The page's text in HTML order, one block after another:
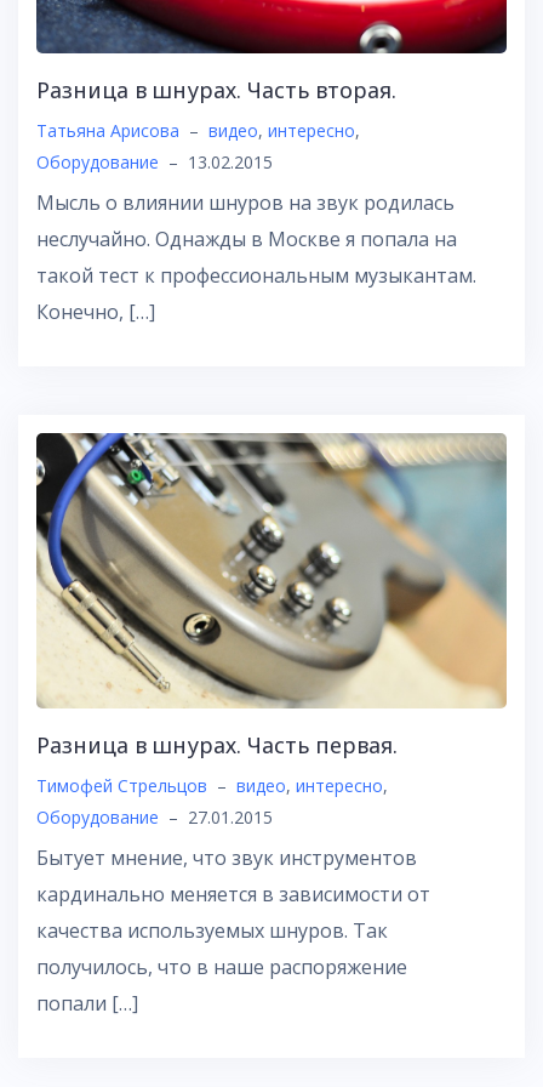
Разница в шнурах. Часть вторая.
Татьяна Арисова – видео, интересно,
Оборудование – 13.02.2015
Мысль о влиянии шнуров на звук родилась
неслучайно. Однажды в Москве я попала на
такой тест к профессиональным музыкантам.
Конечно, […]
Разница в шнурах. Часть первая.
Тимофей Стрельцов – видео, интересно,
Оборудование – 27.01.2015
Бытует мнение, что звук инструментов
кардинально меняется в зависимости от
качества используемых шнуров. Так
получилось, что в наше распоряжение
попали […]